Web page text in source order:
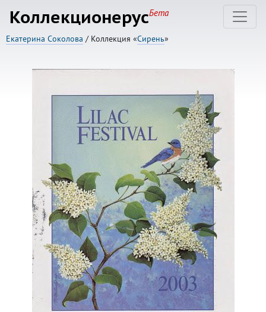
КоллекционерусБета
Екатерина Соколова / Коллекция «Сирень»